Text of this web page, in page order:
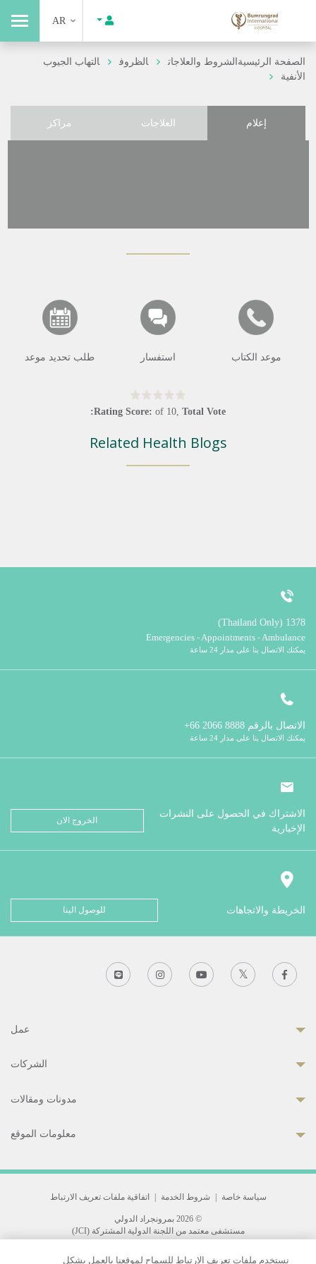
AR
الصفحة الرئيسيةالشروط والعلاجات الظروف
التهاب الجيوب
الأنفية
إعلام العلاجات مراكز
موعد الكتاب استفسار طلب تحديد موعد
Rating Score: of 10, Total Vote:
Related Health Blogs
1378 (Thailand Only)
Emergencies - Appointments - Ambulance
يمكنك الاتصال بنا على مدار 24 ساعة
الاتصال بالرقم
يمكنك الاتصال بنا على مدار 24 ساعة
الاشتراك في الحصول على النشرات
الإخبارية
الخروج الان
الخريطة والاتجاهات للوصول الينا
عمل
الشركات
مدونات ومقالات
معلومات الموقع
سياسة خاصة شروط الخدمة اتفاقية ملفات تعريف الارتباط
© 2026 بمرونجراد الدولي
مستشفى معتمد من اللجنة الدولية المشتركة (JCI)
33 Sukhumvit 3, Wattana, Bangkok 10110 Thailand.
نستخدم ملفات تعريف الارتباط للسماح لموقعنا بالعمل بشكل